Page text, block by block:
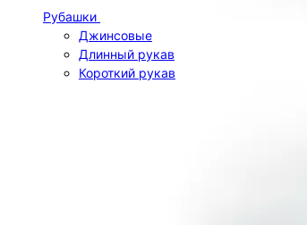
Рубашки
Джинсовые
Длинный рукав
Короткий рукав